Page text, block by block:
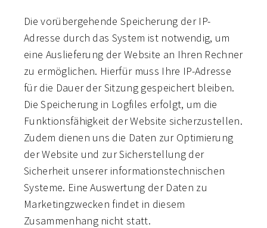
Die vorübergehende Speicherung der IP-
Adresse durch das System ist notwendig, um
eine Auslieferung der Website an Ihren Rechner
zu ermöglichen. Hierfür muss Ihre IP-Adresse
für die Dauer der Sitzung gespeichert bleiben.
Die Speicherung in Logfiles erfolgt, um die
Funktionsfähigkeit der Website sicherzustellen.
Zudem dienen uns die Daten zur Optimierung
der Website und zur Sicherstellung der
Sicherheit unserer informationstechnischen
Systeme. Eine Auswertung der Daten zu
Marketingzwecken findet in diesem
Zusammenhang nicht statt.